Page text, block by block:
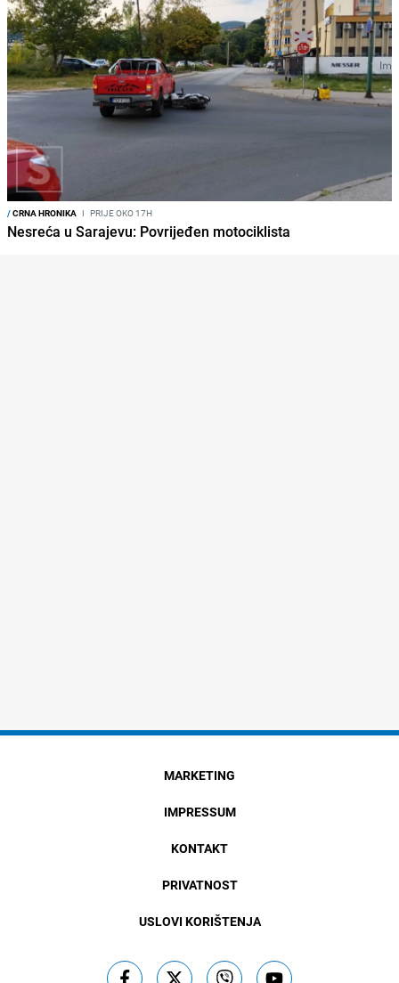
/CRNA HRONIKA I PRIJE OKO 17H
Nesreća u Sarajevu: Povrijeđen motociklista
MARKETING
IMPRESSUM
KONTAKT
PRIVATNOST
USLOVI KORIŠTENJA